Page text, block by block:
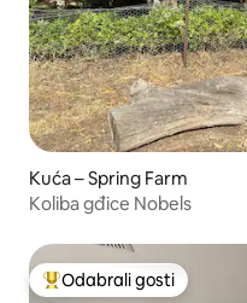
Kuća – Spring Farm
Koliba gđice Nobels
Među najviše
Odabrali gosti